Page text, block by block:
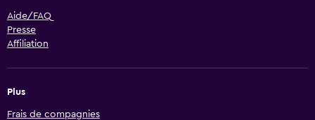
Aide/FAQ
Presse
Affiliation
Plus
Frais de compagnies